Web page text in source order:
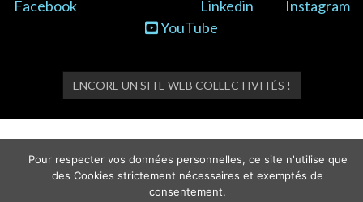
Facebook
Linkedin
Instagram
YouTube
ENCORE UN SITE WEB COLLECTIVITÉS !
Pour respecter vos données personnelles, ce site n'utilise que
des Cookies strictement nécessaires et exemptés de
consentement.